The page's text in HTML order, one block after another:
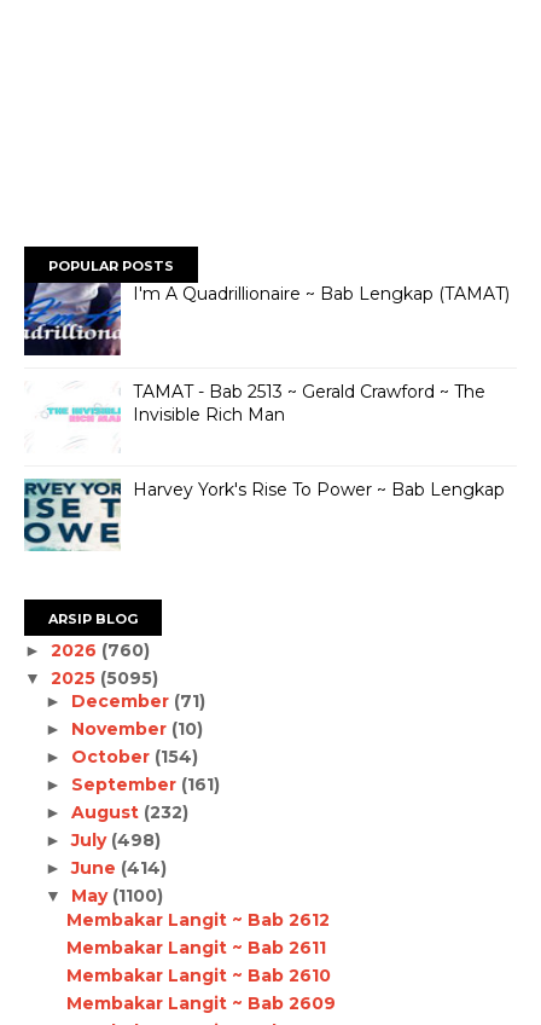
POPULAR POSTS
I'm A Quadrillionaire ~ Bab Lengkap (TAMAT)
TAMAT - Bab 2513 ~ Gerald Crawford ~ The
Invisible Rich Man
Harvey York's Rise To Power ~ Bab Lengkap
ARSIP BLOG
► 2026 (760)
▼ 2025 (5095)
► December (71)
► November (10)
► October (154)
► September (161)
► August (232)
►July (498)
►June (414)
▼ May (1100)
Membakar Langit ~ Bab 2612
Membakar Langit ~ Bab 2611
Membakar Langit ~ Bab 2610
Membakar Langit ~ Bab 2609